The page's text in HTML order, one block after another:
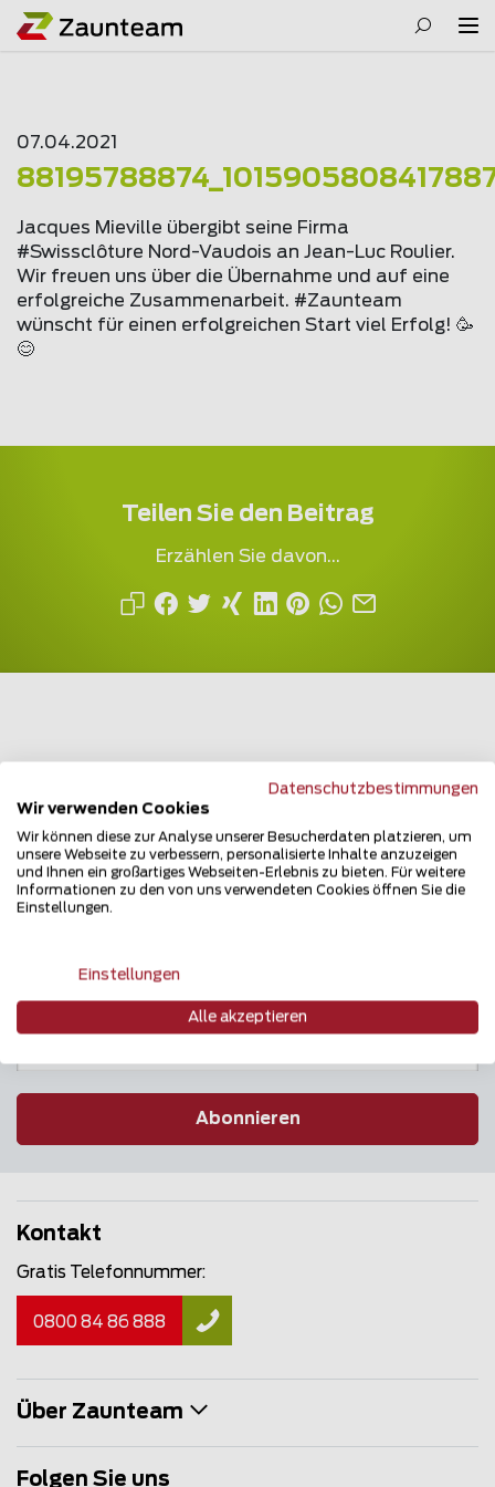
07.04.2021
Jacques Mieville übergibt seine Firma
#Swissclôture Nord-Vaudois an Jean-Luc Roulier.
Wir freuen uns über die Übernahme und auf eine
erfolgreiche Zusammenarbeit. #Zaunteam
wünscht für einen erfolgreichen Start viel Erfolg! 🥳
😊
Teilen Sie den Beitrag
Erzählen Sie davon...
Mehrfach ausgezeichnet und immer am
Puls des Marktes
Newsletter
Abonnieren
Kontakt
Gratis Telefonnummer:
0800 84 86 888
Über Zaunteam
Folgen Sie uns
Datenschutzbestimmungen
Wir verwenden Cookies
Wir können diese zur Analyse unserer Besucherdaten platzieren, um
unsere Webseite zu verbessern, personalisierte Inhalte anzuzeigen
und Ihnen ein großartiges Webseiten-Erlebnis zu bieten. Für weitere
Informationen zu den von uns verwendeten Cookies öffnen Sie die
Einstellungen.
Einstellungen
Alle akzeptieren